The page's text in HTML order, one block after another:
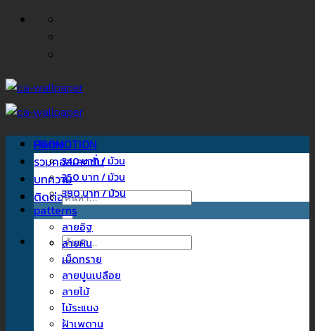
ข้าม
Home
รวมคอลเลคชั่น
บทความ
ติดต่อเรา
ค้นหา:
ค้นหา:
PROMOTION
340 บาท / ม้วน
350 บาท / ม้วน
390 บาท / ม้วน
patterns
ลายอิฐ
ลายหิน
เม็ดทราย
ลายปูนเปลือย
ลายไม้
ไม้ระแนง
ฝ้าเพดาน